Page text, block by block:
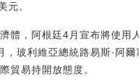
元。
體，阿根廷4月宣布將使用
，玻利維亞總統路易斯·阿爾
貿易持開放態度。